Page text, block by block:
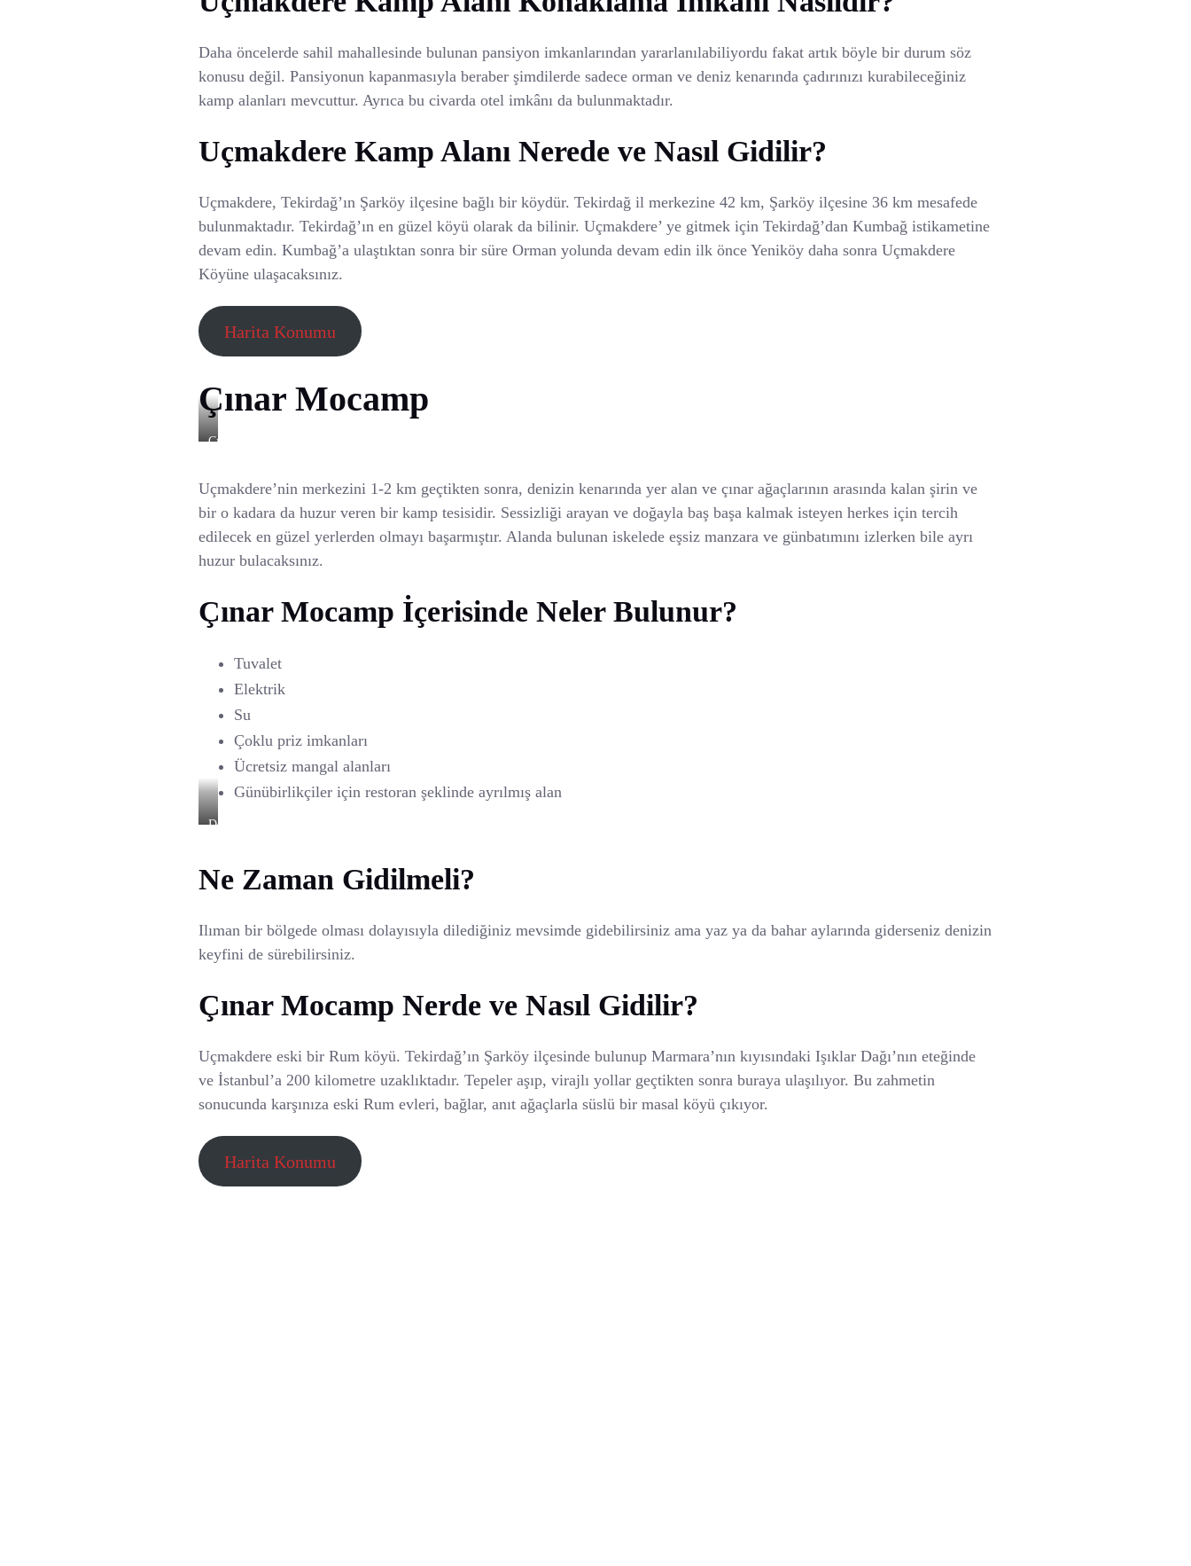
Alanı
Daha öncelerde sahil mahallesinde bulunan pansiyon imkanlarından yararlanılabiliyordu fakat artık böyle bir durum söz
konusu değil. Pansiyonun kapanmasıyla beraber şimdilerde sadece orman ve deniz kenarında çadırınızı kurabileceğiniz
kamp alanları mevcuttur. Ayrıca bu civarda otel imkânı da bulunmaktadır.
Uçmakdere Kamp Alanı Nerede ve Nasıl Gidilir?
Uçmakdere, Tekirdağ’ın Şarköy ilçesine bağlı bir köydür. Tekirdağ il merkezine 42 km, Şarköy ilçesine 36 km mesafede
bulunmaktadır. Tekirdağ’ın en güzel köyü olarak da bilinir. Uçmakdere’ ye gitmek için Tekirdağ’dan Kumbağ istikametine
devam edin. Kumbağ’a ulaştıktan sonra bir süre Orman yolunda devam edin ilk önce Yeniköy daha sonra Uçmakdere
Köyüne ulaşacaksınız.
Harita Konumu
Çınar Mocamp
Çınar
Uçmakdere’nin merkezini 1-2 km geçtikten sonra, denizin kenarında yer alan ve çınar ağaçlarının arasında kalan şirin ve
bir o kadara da huzur veren bir kamp tesisidir. Sessizliği arayan ve doğayla baş başa kalmak isteyen herkes için tercih
edilecek en güzel yerlerden olmayı başarmıştır. Alanda bulunan iskelede eşsiz manzara ve günbatımını izlerken bile ayrı
huzur bulacaksınız.
Çınar Mocamp İçerisinde Neler Bulunur?
Tuvalet
Elektrik
Su
Çoklu priz imkanları
Ücretsiz mangal alanları
Günübirlikçiler için restoran şeklinde ayrılmış alan
Deniz
Kamp
Alanı
Ne Zaman Gidilmeli?
Ilıman bir bölgede olması dolayısıyla dilediğiniz mevsimde gidebilirsiniz ama yaz ya da bahar aylarında giderseniz denizin
keyfini de sürebilirsiniz.
Çınar Mocamp Nerde ve Nasıl Gidilir?
Uçmakdere eski bir Rum köyü. Tekirdağ’ın Şarköy ilçesinde bulunup Marmara’nın kıyısındaki Işıklar Dağı’nın eteğinde
ve İstanbul’a 200 kilometre uzaklıktadır. Tepeler aşıp, virajlı yollar geçtikten sonra buraya ulaşılıyor. Bu zahmetin
sonucunda karşınıza eski Rum evleri, bağlar, anıt ağaçlarla süslü bir masal köyü çıkıyor.
Harita Konumu